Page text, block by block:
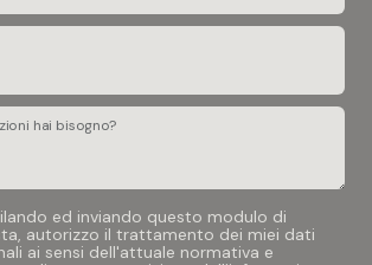
hai bisogno?
ed inviando questo modulo di
autorizzo il trattamento dei miei dati
ai sensi dell'attuale normativa e